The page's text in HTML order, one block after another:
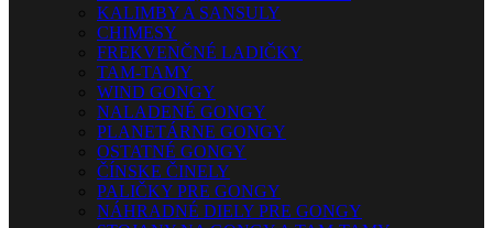
KALIMBY A SANSULY
CHIMESY
FREKVENČNÉ LADIČKY
TAM-TAMY
WIND GONGY
NALADENÉ GONGY
PLANETÁRNE GONGY
OSTATNÉ GONGY
ČÍNSKE ČINELY
PALIČKY PRE GONGY
NÁHRADNÉ DIELY PRE GONGY